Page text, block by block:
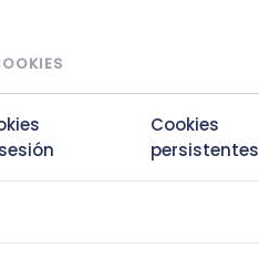
Cookies
persistentes